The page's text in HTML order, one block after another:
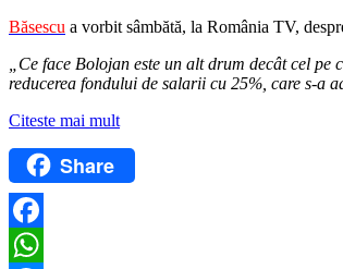
Băsescu a vorbit sâmbătă, la România TV,
„Ce face Bolojan este un alt drum decât cel
reducerea fondului de salarii cu 25%, care s-a
Citeste mai mult
Share
Facebook